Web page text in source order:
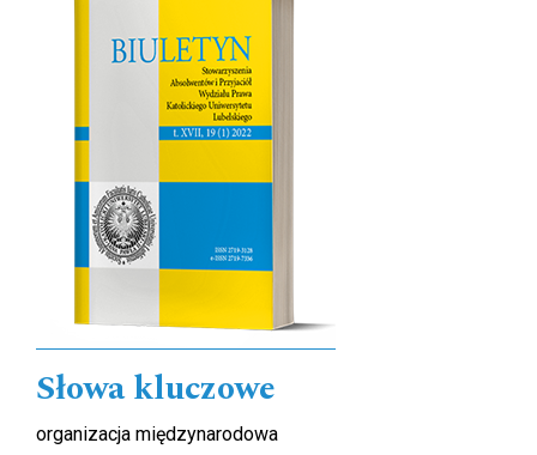
Słowa kluczowe
organizacja międzynarodowa